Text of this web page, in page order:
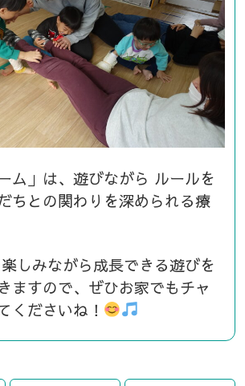
ム」は、遊びながら ルールを
ちとの関わりを深められる療
しみながら成長できる遊びを
ますので、ぜひお家でもチャ
くださいね！